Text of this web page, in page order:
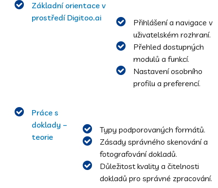
Základní orientace v
prostředí Digitoo.ai
Přihlášení a navigace v
uživatelském rozhraní.
Přehled dostupných
modulů a funkcí.
Nastavení osobního
profilu a preferencí.
Práce s
doklady –
teorie
Typy podporovaných formátů.
Zásady správného skenování a
fotografování dokladů.
Důležitost kvality a čitelnosti
dokladů pro správné zpracování.